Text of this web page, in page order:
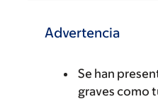
Advertencia
Se han
graves como